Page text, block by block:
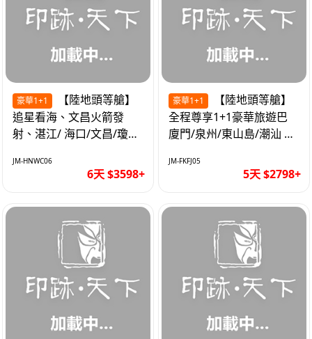
豪華1+1
追星看海、文昌火箭發
射、湛江/ 海口/文昌/瓊海/
優質6天
JM-HNWC06
6天 $3598+
豪華1+1
全程尊享1+1豪華旅遊巴
廈門/泉州/東山島/潮汕 精
JM-FKFJ05
5天 $2798+